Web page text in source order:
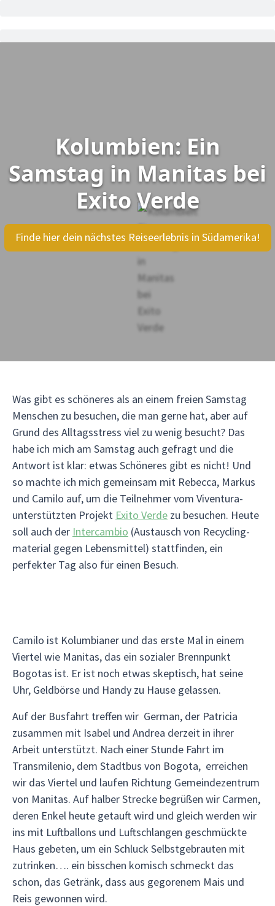
Kolumbien: Ein
Samstag in Manitas bei
Exito Verde
Finde hier dein nächstes Reiseerlebnis in Südamerika!
Was gibt es schöneres als an einem freien Samstag
Menschen zu besuchen, die man gerne hat, aber auf
Grund des Alltagsstress viel zu wenig besucht? Das
habe ich mich am Samstag auch gefragt und die
Antwort ist klar: etwas Schöneres gibt es nicht! Und
so machte ich mich gemeinsam mit Rebecca, Markus
und Camilo auf, um die Teilnehmer vom Viventura-
unterstützten Projekt Exito Verde zu besuchen. Heute
soll auch der Intercambio (Austausch von Recycling-
material gegen Lebensmittel) stattfinden, ein
perfekter Tag also für einen Besuch.
Camilo ist Kolumbianer und das erste Mal in einem
Viertel wie Manitas, das ein sozialer Brennpunkt
Bogotas ist. Er ist noch etwas skeptisch, hat seine
Uhr, Geldbörse und Handy zu Hause gelassen.
Auf der Busfahrt treffen wir German, der Patricia
zusammen mit Isabel und Andrea derzeit in ihrer
Arbeit unterstützt. Nach einer Stunde Fahrt im
Transmilenio, dem Stadtbus von Bogota, erreichen
wir das Viertel und laufen Richtung Gemeindezentrum
von Manitas. Auf halber Strecke begrüßen wir Carmen,
deren Enkel heute getauft wird und gleich werden wir
ins mit Luftballons und Luftschlangen geschmückte
Haus gebeten, um ein Schluck Selbstgebrauten mit
zutrinken…. ein bisschen komisch schmeckt das
schon, das Getränk, dass aus gegorenem Mais und
Reis gewonnen wird.